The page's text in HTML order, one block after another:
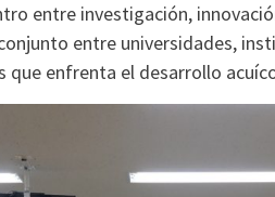
entre investigación,
entre universidades,
enfrenta el desarrollo